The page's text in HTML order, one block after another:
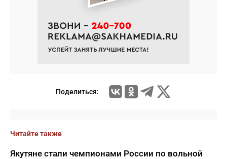
Поделиться:
Читайте также
Якутяне стали чемпионами России по вольной